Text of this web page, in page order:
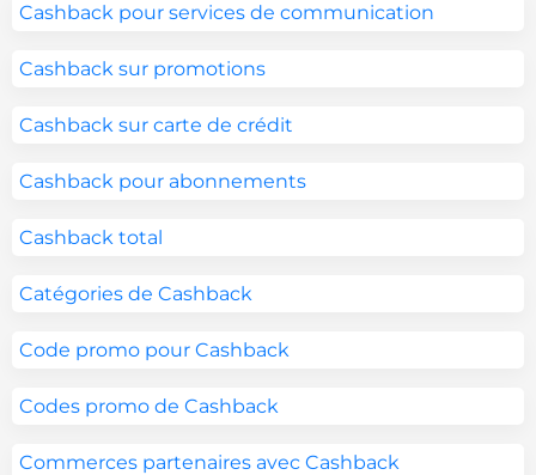
Cashback pour services de communication
Cashback sur promotions
Cashback sur carte de crédit
Cashback pour abonnements
Cashback total
Catégories de Cashback
Code promo pour Cashback
Codes promo de Cashback
Commerces partenaires avec Cashback